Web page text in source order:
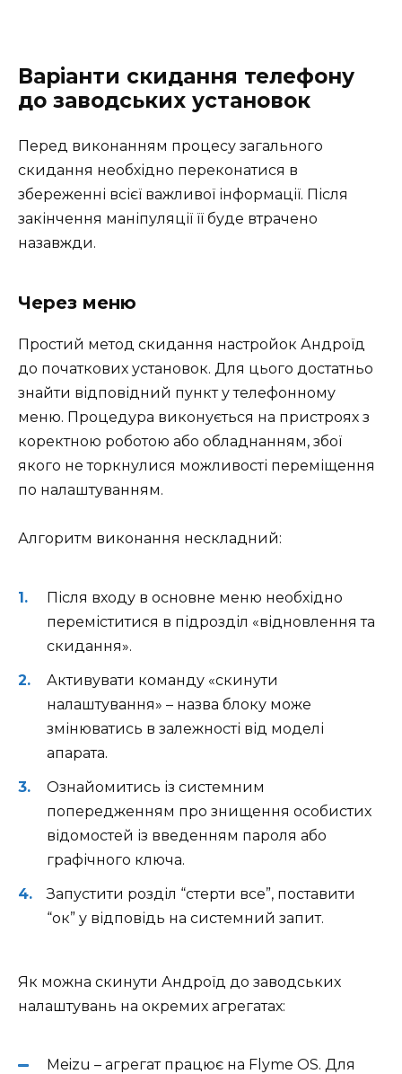
Варіанти скидання телефону
до заводських установок
Перед виконанням процесу загального
скидання необхідно переконатися в
збереженні всієї важливої інформації. Після
закінчення маніпуляції її буде втрачено
назавжди.
Через меню
Простий метод скидання настройок Андроїд
до початкових установок. Для цього достатньо
знайти відповідний пункт у телефонному
меню. Процедура виконується на пристроях з
коректною роботою або обладнанням, збої
якого не торкнулися можливості переміщення
по налаштуванням.
Алгоритм виконання нескладний:
Після входу в основне меню необхідно
переміститися в підрозділ «відновлення та
скидання».
Активувати команду «скинути
налаштування» – назва блоку може
змінюватись в залежності від моделі
апарата.
Ознайомитись із системним
попередженням про знищення особистих
відомостей із введенням пароля або
графічного ключа.
Запустити розділ “стерти все”, поставити
“ок” у відповідь на системний запит.
Як можна скинути Андроїд до заводських
налаштувань на окремих агрегатах:
Meizu – агрегат працює на Flyme OS. Для